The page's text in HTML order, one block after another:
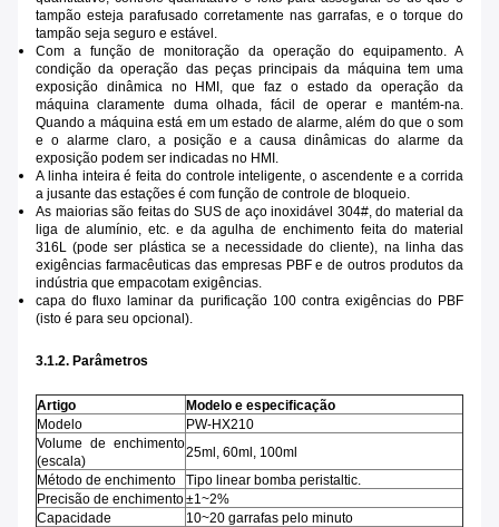
tampão esteja parafusado corretamente nas garrafas, e o torque do
tampão seja seguro e estável.
Com a função de monitoração da operação do equipamento. A
condição da operação das peças principais da máquina tem uma
exposição dinâmica no HMI, que faz o estado da operação da
máquina claramente duma olhada, fácil de operar e mantém-na.
Quando a máquina está em um estado de alarme, além do que o som
e o alarme claro, a posição e a causa dinâmicas do alarme da
exposição podem ser indicadas no HMI.
A linha inteira é feita do controle inteligente, o ascendente e a corrida
a jusante das estações é com função de controle de bloqueio.
As maiorias são feitas do SUS de aço inoxidável 304#, do material da
liga de alumínio, etc. e da agulha de enchimento feita do material
316L (pode ser plástica se a necessidade do cliente), na linha das
exigências farmacêuticas das empresas PBF e de outros produtos da
indústria que empacotam exigências.
capa do fluxo laminar da purificação 100 contra exigências do PBF
(isto é para seu opcional).
3.1.2. Parâmetros
Artigo
Modelo e especificação
Modelo
PW-HX210
Volume de enchimento
(escala)
25ml, 60ml, 100ml
Método de enchimento
Tipo linear bomba peristaltic.
Precisão de enchimento±1~2%
Capacidade
10~20 garrafas pelo minuto